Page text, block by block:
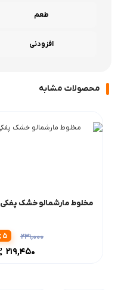
طعم
افزودنی
محصولات مشابه
مخلوط مارشمالو خشک پفکی
231,000
219,450
5